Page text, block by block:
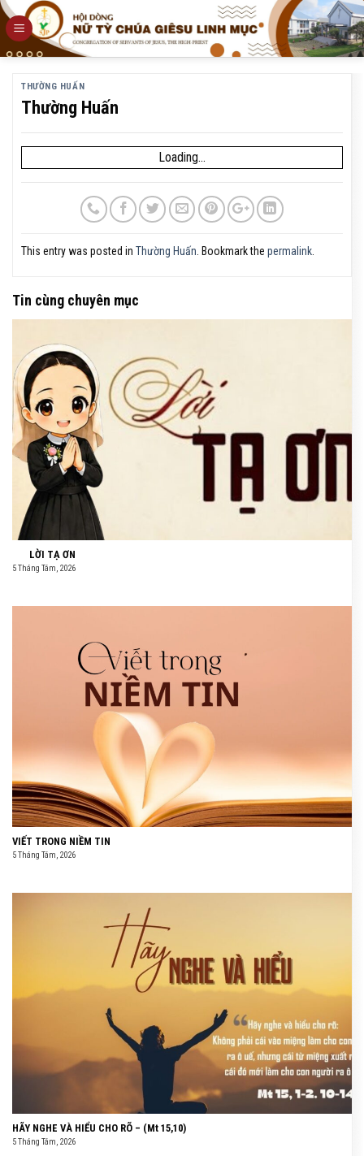
Skip
to
content
THƯỜNG HUẤN
Thường Huấn
Loading...
This entry was posted in Thường Huấn . Bookmark the permalink
Tin cùng chuyên mục
LỜI TẠ ƠN
5 Tháng Tám, 2026
VIẾT TRONG NIỀM TIN
5 Tháng Tám, 2026
HÃY NGHE VÀ HIỂU CHO RÕ – (Mt 15,10)
5 Tháng Tám, 2026